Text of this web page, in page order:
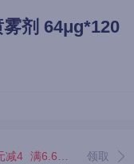
剂 64μg*120
领取
减4 满6.67元减5.07 满